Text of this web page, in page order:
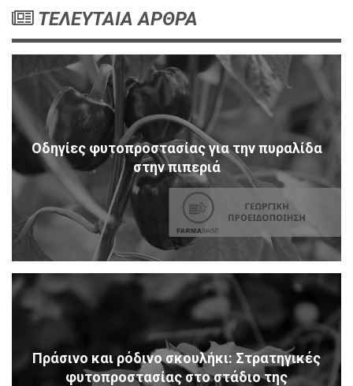
ΤΕΛΕΥΤΑΙΑ ΑΡΘΡΑ
Οδηγίες φυτοπροστασίας για την πυραλίδα
στην πιπεριά
Πράσινο και ρόδινο σκουλήκι: Στρατηγικές
φυτοπροστασίας στο στάδιο της